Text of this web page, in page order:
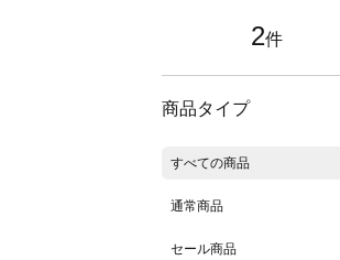
2件
商品タイプ
すべての商品
通常商品
セール商品